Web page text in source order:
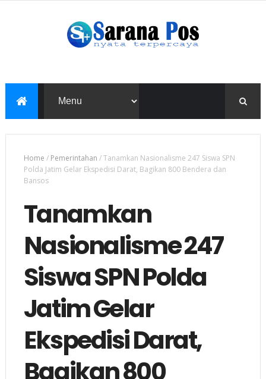
Home / Pemerintahan /Tanamkan Nasionalisme 247 Siswa SPN
Polda Jatim Gelar Ekspedisi Darat, Bagikan 800 Bendera dan
Bansos
Tanamkan
Nasionalisme 247
Siswa SPN Polda
Jatim Gelar
Ekspedisi Darat,
Bagikan 800